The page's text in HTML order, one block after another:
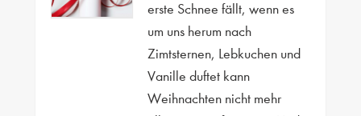
erste Schnee fällt, wenn es
um uns herum nach
Zimtsternen, Lebkuchen und
Vanille duftet kann
Weihnachten nicht mehr